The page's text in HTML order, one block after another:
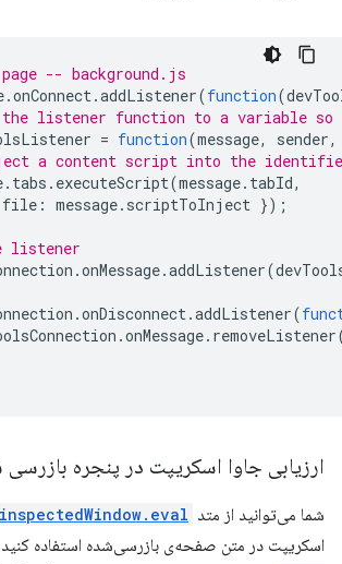
-- background.js
.onConnect.addListener(function(
listener function to a variable so
= function(message, sender,
a content script into the
. tabs . executeScript(message. tabId,
file : message. scriptToInject });
listener
.onMessage.addListener(
.onDisconnect.addListener(
.onMessage. removeListener
ارزیابی جاوا اسکریپت در پنجره
شما می‌توانید از متد inspectedWindow.eval
اسکریپت در متن صفحه‌ی بازرسی‌شده استفاده